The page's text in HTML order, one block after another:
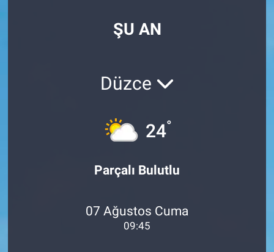
ŞU AN
Düzce
24°
Parçalı Bulutlu
07 Ağustos Cuma
09:45